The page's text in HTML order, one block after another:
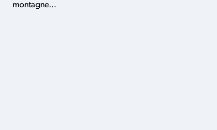
montagne...